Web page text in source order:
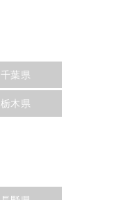
千葉県
栃木県